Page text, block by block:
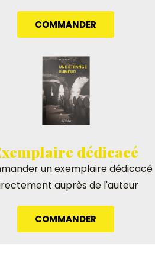
COMMANDER
dédicacé
un exemplaire dédicacé
auprès de l'auteur
COMMANDER